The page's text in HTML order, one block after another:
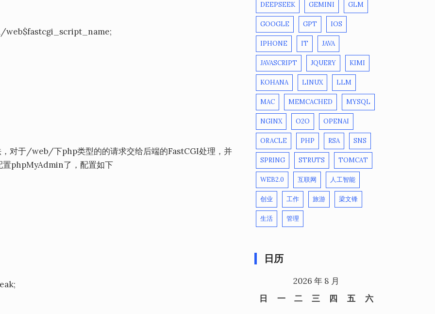
web$fastcgi_script_name;
对于/web/下php类型的的请求交给后端的FastCGI处理，并
置phpMyAdmin了，配置如下
DEEPSEEK GEMINI GLM
GOOGLE GPT IOS
IPHONE IT JAVA
JAVASCRIPT JQUERY KIMI
KOHANA LINUX LLM
MAC MEMCACHED MYSQL
NGINX O2O OPENAI
ORACLE PHP RSA SNS
SPRING STRUTS TOMCAT
WEB2.0 互联网 人工智能
创业 工作 旅游 梁文锋
生活 管理
日历
2026 年 8 月
日
一 二 三 四 五
六